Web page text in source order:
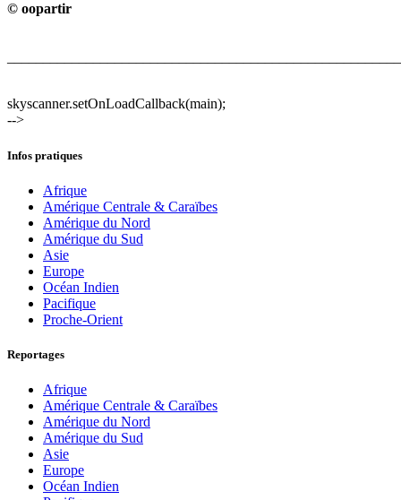
© oopartir
skyscanner.setOnLoadCallback(main);
-->
Infos pratiques
Afrique
Amérique Centrale & Caraïbes
Amérique du Nord
Amérique du Sud
Asie
Europe
Océan Indien
Pacifique
Proche-Orient
Reportages
Afrique
Amérique Centrale & Caraïbes
Amérique du Nord
Amérique du Sud
Asie
Europe
Océan Indien